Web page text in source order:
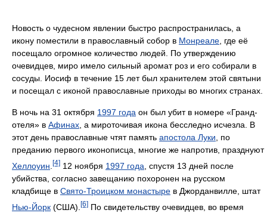
Новость о чудесном явлении быстро распространилась, а
икону поместили в православный собор в Монреале , где её
посещало огромное количество людей. По утверждению
очевидцев, миро имело сильный аромат роз и его собирали в
сосуды. Иосиф в течение 15 лет был хранителем этой святыни
и посещал с иконой православные приходы во многих странах.
В ночь на 31 октября 1997 года он был убит в номере «Гранд-
отеля» в Афинах , а мироточивая икона бесследно исчезла. В
этот день православные чтят память апостола Луки , по
преданию первого иконописца, многие же напротив, празднуют
Хеллоуин [4] 12 ноября 1997 года , спустя 13 дней после
убийства, согласно завещанию похоронен на русском
кладбище в Свято-Троицком монастыре в Джорданвилле, штат
Нью-Йорк (США). [6] По свидетельству очевидцев, во время